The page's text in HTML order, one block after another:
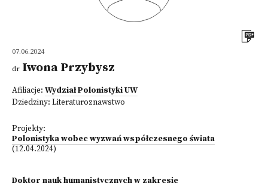
07.06.2024
dr Iwona Przybysz
Afiliacje: Wydział Polonistyki UW
Dziedziny: Literaturoznawstwo
Projekty:
Polonistyka wobec wyzwań współczesnego świata
(12.04.2024)
Doktor nauk humanistycznych w zakresie